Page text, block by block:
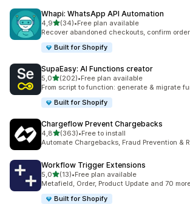
Whapi: WhatsApp API Automation
4,9na 5 gwiazdek
(34)
Łączna liczba recenzji: 34
•Free plan available
Recover abandoned checkouts, confirm
Built for Shopify
SupaEasy: AI Functions creator
5,0na 5 gwiazdek
(202)
Łączna liczba recenzji: 202
•Free plan available
From script to function: generate & migrate
Built for Shopify
Chargeflow Prevent Chargebacks
4,8na 5 gwiazdek
(363)
Łączna liczba recenzji: 363
•Free to install
Automate Chargebacks, Fraud Prevention &
Workflow Trigger Extensions
5,0na 5 gwiazdek
(13)
Łączna liczba recenzji: 13
•Free plan available
Metafield, Order, Product Update and 70
Built for Shopify